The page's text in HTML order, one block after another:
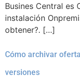
Busines Central es
instalación
obtener?. […]
Cómo archivar
versiones